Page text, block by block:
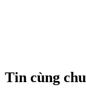
Tin cùng